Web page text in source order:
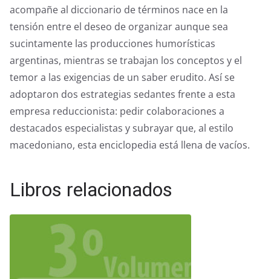
acompañe al diccionario de términos nace en la
tensión entre el deseo de organizar aunque sea
sucintamente las producciones humorísticas
argentinas, mientras se trabajan los conceptos y el
temor a las exigencias de un saber erudito. Así se
adoptaron dos estrategias sedantes frente a esta
empresa reduccionista: pedir colaboraciones a
destacados especialistas y subrayar que, al estilo
macedoniano, esta enciclopedia está llena de vacíos.
Libros relacionados